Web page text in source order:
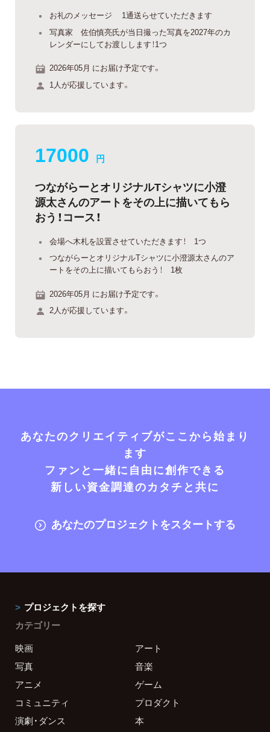
お礼のメッセージ 1通送らせていただきます
写真家 佐伯慎亮氏が当日撮った写真を2027年のカ
レンダーにしてお渡しします！1つ
2026年05月 にお届け予定です。
1人が応援しています。
17000 円
つながらーとオリジナルTシャツに小澄
源太さんのアートをその上に描いてもら
おう！コース！
会場へ木札を設置させていただきます！ 1つ
つながらーとオリジナルTシャツに小澄源太さんのア
ートをその上に描いてもらおう！ 1枚
2026年05月 にお届け予定です。
2人が応援しています。
あなたのクリエイティブがここから始まり
ます
ファンと一緒に自由に創作できる
新しい資金調達のカタチと共に
あなたのプロジェクトをスタートする
プロジェクトを探す
カテゴリー
映画
アート
写真
音楽
アニメ
ゲーム
コミュニティ
プロダクト
演劇・ダンス
本